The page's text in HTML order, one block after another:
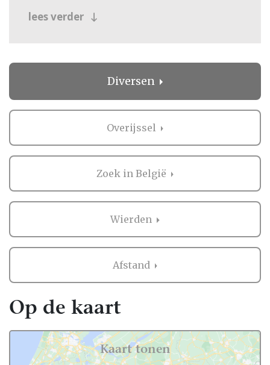
Veel bruidsparen beginnen hun zoektocht
bruiloft. Bovendien vind je op Trouwen.nl
alle professionals voor je bruiloft in heel
Voor zowel Diversen als vele andere
onderdelen voor de bruiloft kan je op
Trouwen.nl veel inspiratie vinden. En heb je
iets gezien dat je aanspreekt? Dan kan je
direct contact opnemen bij de professional
in de buurt van Wierden. Handig hè?
Ervaringen van andere bruidsparen met
Zaken regelen voor jullie bruiloft is erg
belangrijk. Het is dus niet zo gek dat je
graag eerst ervaringen van andere
bruidsparen leest over Diversen in Wierden.
Want zij hebben het live ervaren en zijn
natuurlijk kritische beoordelaars!
lees verder
Diversen
Overijssel
Zoek in België
Wierden
Afstand
Op de kaart
Kaart tonen